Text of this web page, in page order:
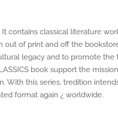
It contains classical literature
out of print and off the
legacy and to promote the
book support the
With this series, tredition
format again ¿ worldwide.